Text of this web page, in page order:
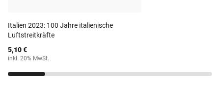
italienische Nationalpolizei' verausgabt.
Ihre 2-Euro-Gedenkmünze erhalten Sie in einer
schützenden Münz-Kapsel zugesandt. Für eine
Maße
Gewicht
Lieferzeit 3-5 Werktage
Italien 2023: 100 Jahre italienische
Luftstreitkräfte
5,10 €
inkl. 20% MwSt.